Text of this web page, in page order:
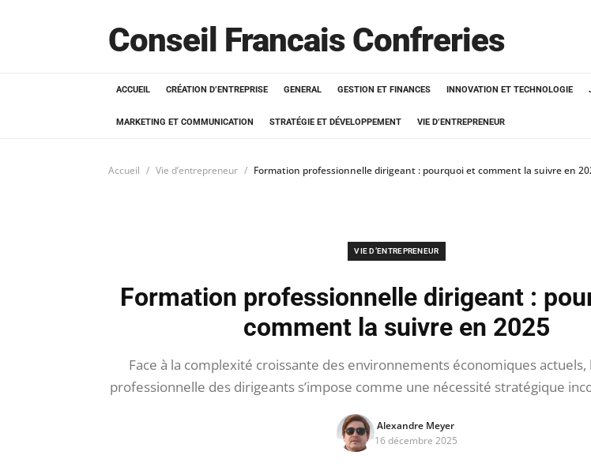
Conseil Francais Confreries
ACCUEIL CRÉATION D’ENTREPRISE GENERAL GESTION ET FINANCES INNOVATION ET TECHNOLOGIE
MARKETING ET COMMUNICATION STRATÉGIE ET DÉVELOPPEMENT VIE D’ENTREPRENEUR
Accueil Vie d’entrepreneur Formation professionnelle dirigeant : pourquoi et comment la suivre en
VIE D’ENTREPRENEUR
Formation professionnelle dirigeant :
comment la suivre en 2025
Face à la complexité croissante des environnements économiques
professionnelle des dirigeants s’impose comme une nécessité stratégique
Alexandre Meyer
16 décembre 2025